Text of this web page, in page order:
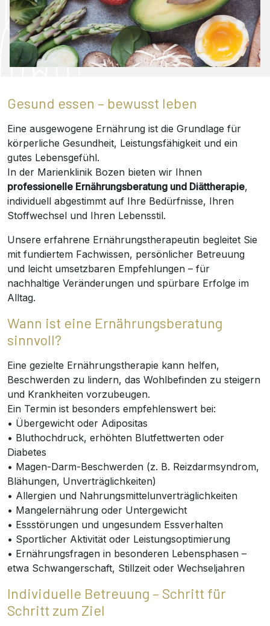
Gesund essen – bewusst leben
Eine ausgewogene Ernährung ist die Grundlage für
körperliche Gesundheit, Leistungsfähigkeit und ein
gutes Lebensgefühl.
In der Marienklinik Bozen bieten wir Ihnen
professionelle Ernährungsberatung und Diättherapie,
individuell abgestimmt auf Ihre Bedürfnisse, Ihren
Stoffwechsel und Ihren Lebensstil.
Unsere erfahrene Ernährungstherapeutin begleitet Sie
mit fundiertem Fachwissen, persönlicher Betreuung
und leicht umsetzbaren Empfehlungen – für
nachhaltige Veränderungen und spürbare Erfolge im
Alltag.
Wann ist eine Ernährungsberatung
sinnvoll?
Eine gezielte Ernährungstherapie kann helfen,
Beschwerden zu lindern, das Wohlbefinden zu steigern
und Krankheiten vorzubeugen.
Ein Termin ist besonders empfehlenswert bei:
• Übergewicht oder Adipositas
• Bluthochdruck, erhöhten Blutfettwerten oder
Diabetes
• Magen-Darm-Beschwerden (z. B. Reizdarmsyndrom,
Blähungen, Unverträglichkeiten)
• Allergien und Nahrungsmittelunverträglichkeiten
• Mangelernährung oder Untergewicht
• Essstörungen und ungesundem Essverhalten
• Sportlicher Aktivität oder Leistungsoptimierung
• Ernährungsfragen in besonderen Lebensphasen –
etwa Schwangerschaft, Stillzeit oder Wechseljahren
Individuelle Betreuung – Schritt für
Schritt zum Ziel